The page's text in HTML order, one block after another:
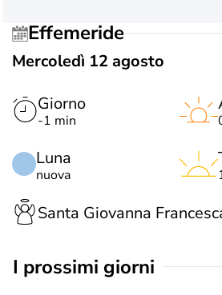
Effemeride
Mercoledì 12 agosto
Giorno
-1 min
Luna
nuova
Santa Giovanna
i prossimi giorni